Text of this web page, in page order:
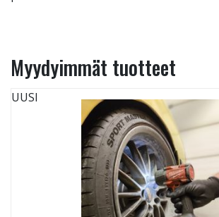
Myydyimmät tuotteet
UUSI